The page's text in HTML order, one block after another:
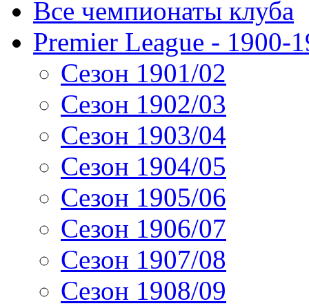
Все чемпионаты клуба
Premier League - 1900-
Сезон 1901/02
Сезон 1902/03
Сезон 1903/04
Сезон 1904/05
Сезон 1905/06
Сезон 1906/07
Сезон 1907/08
Сезон 1908/09